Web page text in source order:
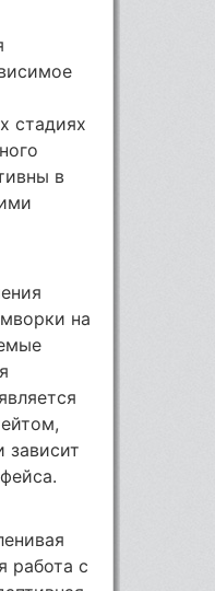
стадиях
в
на
зависит
работа с